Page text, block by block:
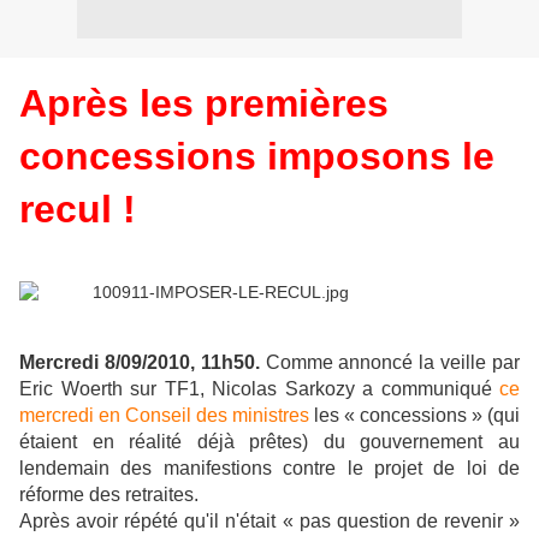
Après les premières
concessions imposons le
recul !
Mercredi 8/09/2010, 11h50.Comme annoncé la veille par
Eric Woerth sur TF1, Nicolas Sarkozy a communiqué ce
mercredi en Conseil des ministres les « concessions » (qui
étaient en réalité déjà prêtes) du gouvernement au
lendemain des manifestions contre le projet de loi de
réforme des retraites.
Après avoir répété qu'il n'était « pas question de revenir »